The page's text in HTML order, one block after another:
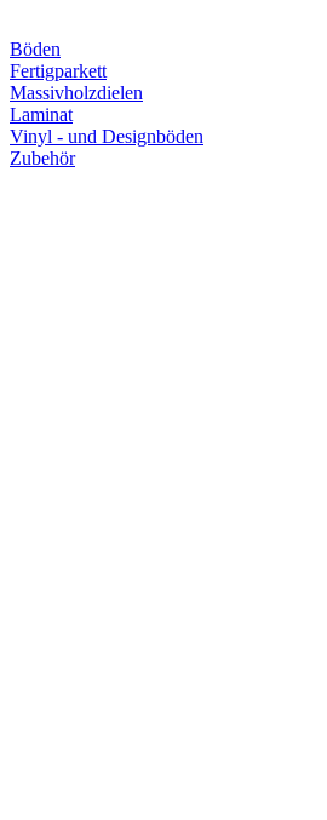
Böden
Fertigparkett
Massivholzdielen
Laminat
Vinyl - und Designböden
Zubehör